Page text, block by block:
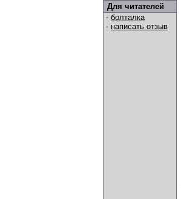
Для читателей
- болталка
- написать отзыв